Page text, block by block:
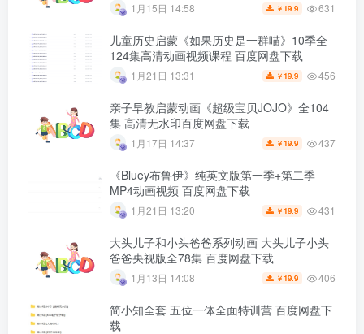
1月15日 14:58 ￥ 19.9 631
儿童历史启蒙《如果历史是一群喵》10季全
124集高清动画视频课程 百度网盘下载
1月21日 13:31 ￥ 19.9 456
亲子早教启蒙动画《超级宝贝JOJO》全104
集 高清无水印百度网盘下载
1月17日 14:37 ￥ 19.9 437
《Bluey布鲁伊》纯英文版第一季+第二季
MP4动画视频 百度网盘下载
1月21日 13:20 ￥ 19.9 431
大头儿子和小头爸爸系列动画 大头儿子小头
爸爸央视版全78集 百度网盘下载
1月13日 14:08 ￥ 19.9 406
简小知全套 五位一体全面特训营 百度网盘下
载